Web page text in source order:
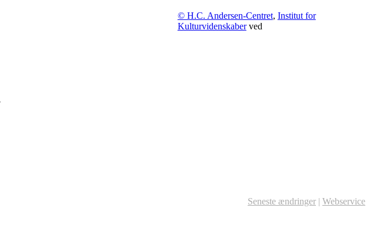
© H.C. Andersen-Centret, Institut for
Kulturvidenskaberved
Seneste ændringer | Webservice